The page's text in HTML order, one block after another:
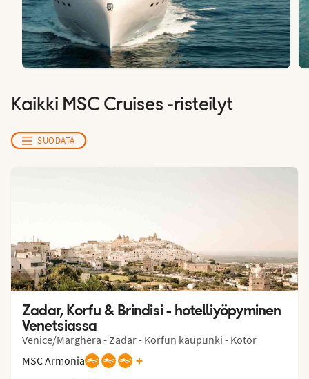
Kaikki MSC Cruises -risteilyt
SUODATA
Zadar, Korfu & Brindisi - hotelliyöpyminen
Venetsiassa
Venice/Marghera - Zadar - Korfun kaupunki - Kotor
MSC Armonia
+